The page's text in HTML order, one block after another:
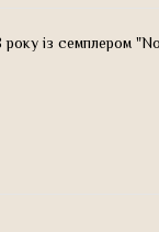
із семплером